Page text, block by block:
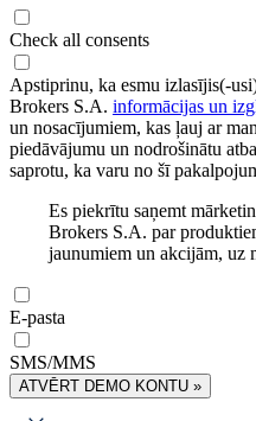
Check all consents
Apstiprinu, ka esmu izlasījis(-
Brokers S.A. informācijas un
un nosacījumiem, kas ļauj ar
piedāvājumu un nodrošinātu
saprotu, ka varu no šī
Es piekrītu saņemt
Brokers S.A. par
jaunumiem un akcijām, uz
E-pasta
SMS/MMS
ATVĒRT DEMO KONTU »